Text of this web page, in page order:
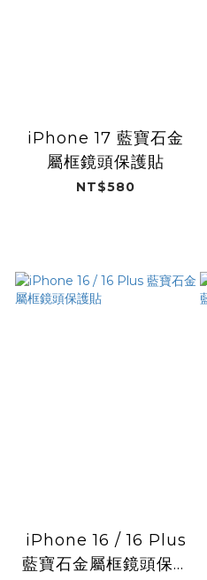
iPhone 17 藍寶石金
屬框鏡頭保護貼
NT$580
iPhone 16 / 16 Plus
藍寶石金屬框鏡頭保護